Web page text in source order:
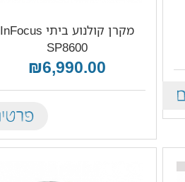
מקרן קולנוע ביתי InFocus
SP8600
₪6,990.00
Details